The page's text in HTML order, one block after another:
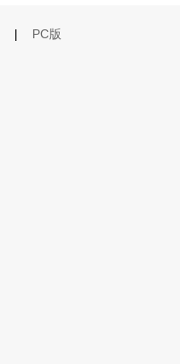
| PC版